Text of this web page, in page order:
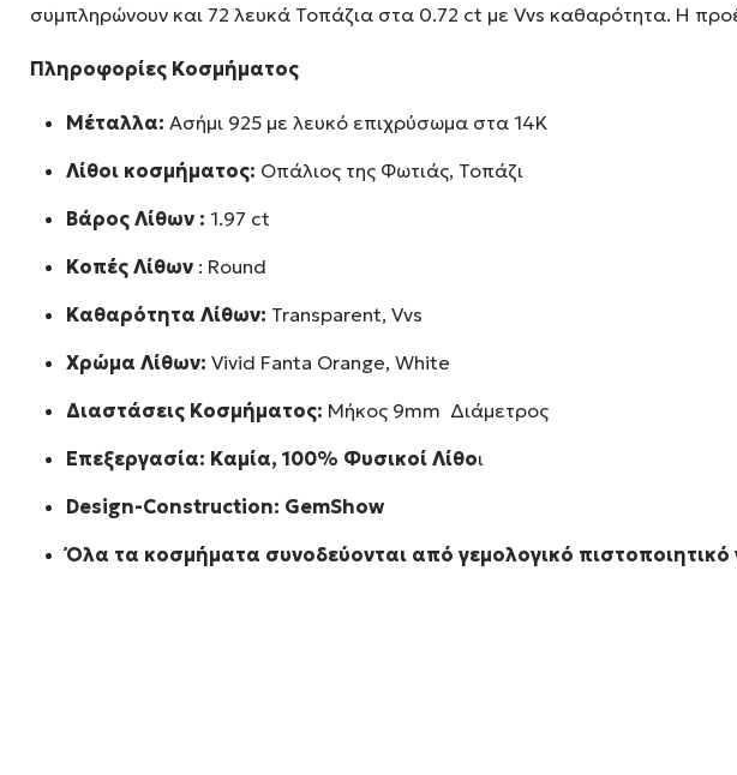
συμπληρώνουν και 72 λευκά Τοπάζια στα 0.72 ct με Vvs καθαρότητα. Η
Πληροφορίες Κοσμήματος
Μέταλλα: Ασήμι 925 με λευκό επιχρύσωμα στα 14Κ
Λίθοι κοσμήματος: Οπάλιος της Φωτιάς, Τοπάζι
Βάρος Λίθων : 1.97 ct
Κοπές Λίθων : Round
Καθαρότητα Λίθων: Transparent, Vvs
Χρώμα Λίθων: Vivid Fanta Orange, White
Διαστάσεις Κοσμήματος: Μήκος 9mm Διάμετρος
Επεξεργασία: Καμία, 100% Φυσικοί Λίθοι
Design-Construction: GemShow
Όλα τα κοσμήματα συνοδεύονται από γεμολογικό πιστοποιητικό